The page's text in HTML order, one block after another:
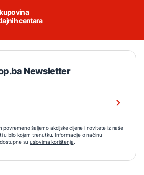
centara
Newsletter
povremeno šaljemo akcijske cijene i novitete iz naše
u bilo kojem trenutku. Informacije o načinu
su uslovima korištenja.